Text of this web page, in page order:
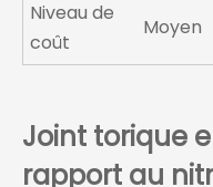
Niveau de
coût
Moyen
Joint torique
rapport au